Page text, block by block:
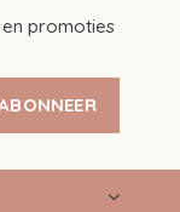
promoties